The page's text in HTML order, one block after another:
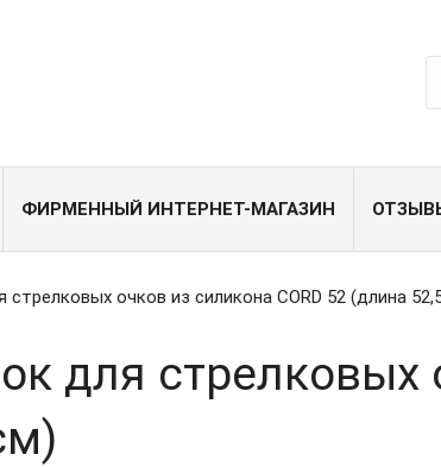
ФИРМЕННЫЙ ИНТЕРНЕТ-МАГАЗИН
стрелковых очков из силикона CORD 52 (длина
для стрелковых